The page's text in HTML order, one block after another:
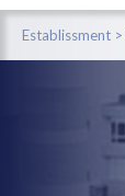
Establissment >